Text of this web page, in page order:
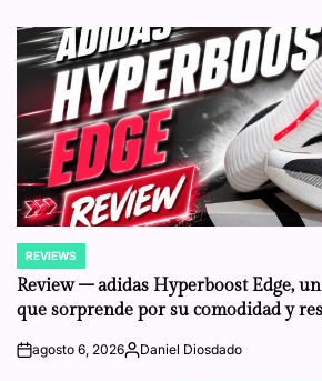
POSTED
IN
REVIEWS
Review – adidas Hyperboost Edge,
que sorprende por su comodidad y
onagosto 6, 2026Posted
Daniel Diosdado